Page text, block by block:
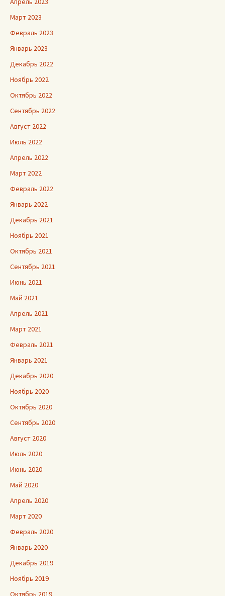
Март 2023
Февраль 2023
Январь 2023
Декабрь 2022
Ноябрь 2022
Октябрь 2022
Сентябрь 2022
Август 2022
Июль 2022
Апрель 2022
Март 2022
Февраль 2022
Январь 2022
Декабрь 2021
Ноябрь 2021
Октябрь 2021
Сентябрь 2021
Июнь 2021
Май 2021
Апрель 2021
Март 2021
Февраль 2021
Январь 2021
Декабрь 2020
Ноябрь 2020
Октябрь 2020
Сентябрь 2020
Август 2020
Июль 2020
Июнь 2020
Май 2020
Апрель 2020
Март 2020
Февраль 2020
Январь 2020
Декабрь 2019
Ноябрь 2019